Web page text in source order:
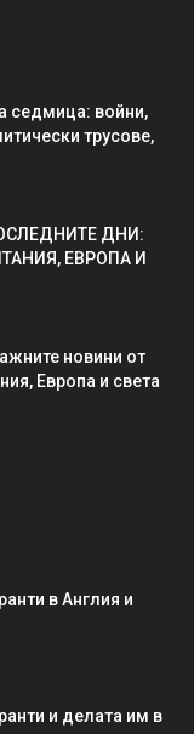
седмица: войни,
трусове,
ДНИ:
ЕВРОПА И
новини от
Европа и света
в Англия и
и делата им в